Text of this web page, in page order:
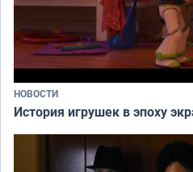
НОВОСТИ
История игрушек в эпоху